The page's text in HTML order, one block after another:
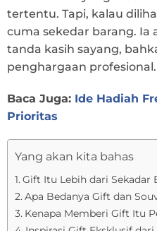
tertentu. Tapi, kalau
cuma sekedar barang. Ia
tanda kasih sayang,
penghargaan profesional.
Baca Juga: Ide Hadiah
Prioritas
Yang akan kita bahas
Gift Itu Lebih dari Sekadar
Apa Bedanya Gift dan
Kenapa Memberi Gift Itu